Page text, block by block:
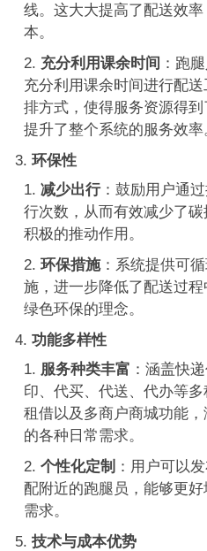
线。这大大提高了配送效
本。
充分利用课余时间 ：跑
充分利用课余时间进行配
排方式，使得服务资源得
提升了整个系统的服务效率
环保性
减少出行：鼓励用户通
行次数，从而有效减少了
积极的推动作用。
环保措施：系统提供可
施，进一步降低了配送过
绿色环保的理念。
功能多样性
服务种类丰富 ：涵盖快
印、代买、代送、代办等
租借以及多商户商城功能
的各种日常需求。
个性化定制
：用户可以
配附近的跑腿员，能够更
需求。
技术与成本优势